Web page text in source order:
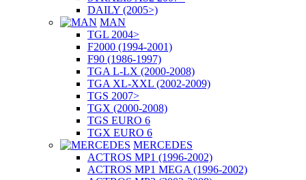
DAILY (2005>)
MAN
TGL 2004>
F2000 (1994-2001)
F90 (1986-1997)
TGA L-LX (2000-2008)
TGA XL-XXL (2002-2009)
TGS 2007>
TGX (2000-2008)
TGS EURO 6
TGX EURO 6
MERCEDES
ACTROS MP1 (1996-2002)
ACTROS MP1 MEGA (1996-2002)